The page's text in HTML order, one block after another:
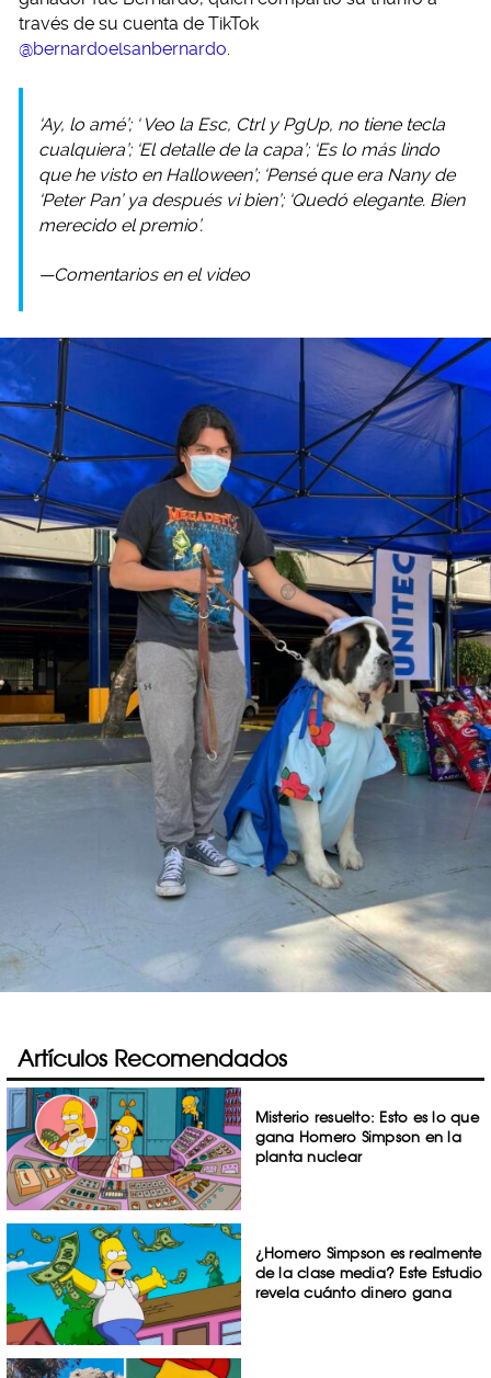
través de su cuenta de TikTok
@bernardoelsanbernardo.
‘Ay, lo amé’; ‘ Veo la Esc, Ctrl y PgUp, no tiene tecla
cualquiera’; ‘El detalle de la capa’; ‘Es lo más lindo
que he visto en Halloween’; ‘Pensé que era Nany de
‘Peter Pan’ ya después vi bien’; ‘Quedó elegante. Bien
merecido el premio’.
—Comentarios en el video
Artículos Recomendados
Misterio resuelto: Esto es lo que
gana Homero Simpson en la
planta nuclear
¿Homero Simpson es realmente
de la clase media? Este Estudio
revela cuánto dinero gana